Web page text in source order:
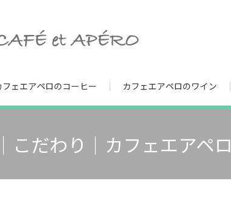
フェエアペロのコーヒー カフェエアペロのワイン
こだわり｜カフェエアペロ